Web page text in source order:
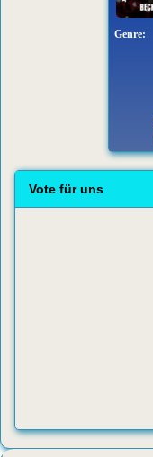
Genre:
Vote für uns